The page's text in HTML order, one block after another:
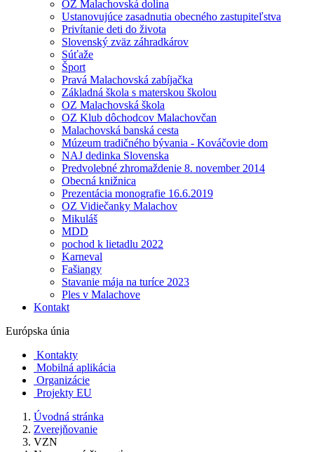
OZ Malachovská dolina
Ustanovujúce zasadnutia obecného zastupiteľstva
Privítanie deti do života
Slovenský zväz záhradkárov
Súťaže
Šport
Pravá Malachovská zabíjačka
Základná škola s materskou školou
OZ Malachovská škola
OZ Klub dôchodcov Malachovčan
Malachovská banská cesta
Múzeum tradičného bývania - Kováčovie dom
NAJ dedinka Slovenska
Predvolebné zhromaždenie 8. november 2014
Obecná knižnica
Prezentácia monografie 16.6.2019
OZ Vidiečanky Malachov
Mikuláš
MDD
pochod k lietadlu 2022
Karneval
Fašiangy
Stavanie mája na turíce 2023
Ples v Malachove
Kontakt
Európska únia
Kontakty
Mobilná aplikácia
Organizácie
Projekty EU
Úvodná stránka
Zverejňovanie
VZN